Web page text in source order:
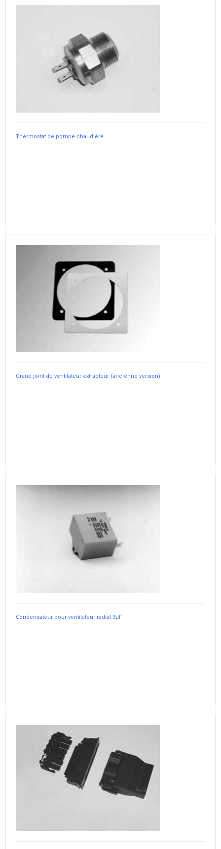
Thermostat de pompe chaudière
Grand joint de ventilateur extracteur (ancienne version)
Condensateur pour ventilateur radial 3µF